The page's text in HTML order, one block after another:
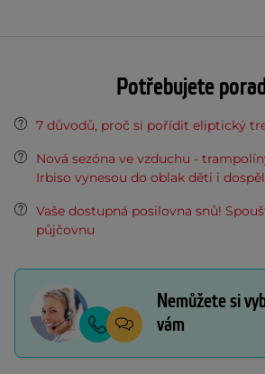
Potřebujete
7 důvodů, proč si pořídit eliptický
Nová sezóna ve vzduchu -
Irbiso vynesou do oblak děti i
Vaše dostupná posilovna snů!
půjčovnu
Nemůžete si
vám